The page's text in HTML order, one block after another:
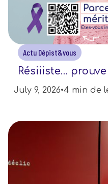
Actu Dépist&vous
Résiiiste…
July 9, 2026•4 min de